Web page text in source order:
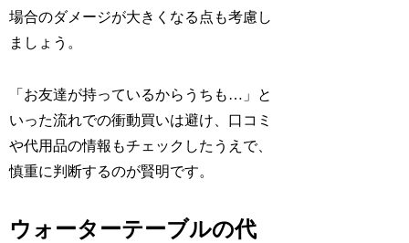
場合のダメージが大きくなる点も考慮し
ましょう。
「お友達が持っているからうちも…」と
いった流れでの衝動買いは避け、口コミ
や代用品の情報もチェックしたうえで、
慎重に判断するのが賢明です。
ウォーターテーブルの代